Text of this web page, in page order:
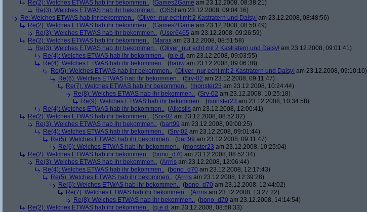
Re(2): Welches ETWAS hab ihr bekommen.. (Games2Game am 23.12.2008, 08:38:21)
Re(3): Welches ETWAS hab ihr bekommen.. (OSSI am 23.12.2008, 09:04:16)
Re: Welches ETWAS hab ihr bekommen.. (Oliver_nur echt mit 2 Kastratern und Daisy! am 23.12.2008, 08:48:56)
Re(2): Welches ETWAS hab ihr bekommen.. (Games2Game am 23.12.2008, 08:50:49)
Re(3): Welches ETWAS hab ihr bekommen.. (User6465 am 23.12.2008, 09:26:59)
Re(2): Welches ETWAS hab ihr bekommen.. (Marax am 23.12.2008, 08:51:58)
Re(3): Welches ETWAS hab ihr bekommen.. (Oliver_nur echt mit 2 Kastratern und Daisy! am 23.12.2008, 09:01:41)
Re(4): Welches ETWAS hab ihr bekommen.. (q.e.d. am 23.12.2008, 09:03:55)
Re(4): Welches ETWAS hab ihr bekommen.. (hariw am 23.12.2008, 09:06:38)
Re(5): Welches ETWAS hab ihr bekommen.. (Oliver_nur echt mit 2 Kastratern und Daisy! am 23.12.2008, 09:10:10)
Re(6): Welches ETWAS hab ihr bekommen.. (Srv-02 am 23.12.2008, 09:11:47)
Re(7): Welches ETWAS hab ihr bekommen.. (monster23 am 23.12.2008, 10:24:44)
Re(8): Welches ETWAS hab ihr bekommen.. (Srv-02 am 23.12.2008, 10:25:18)
Re(9): Welches ETWAS hab ihr bekommen.. (monster23 am 23.12.2008, 10:34:58)
Re(4): Welches ETWAS hab ihr bekommen.. (Alkestis am 23.12.2008, 12:00:41)
Re(2): Welches ETWAS hab ihr bekommen.. (Srv-02 am 23.12.2008, 08:52:02)
Re(3): Welches ETWAS hab ihr bekommen.. (bart99 am 23.12.2008, 09:00:25)
Re(4): Welches ETWAS hab ihr bekommen.. (Srv-02 am 23.12.2008, 09:01:44)
Re(5): Welches ETWAS hab ihr bekommen.. (bart99 am 23.12.2008, 09:11:47)
Re(6): Welches ETWAS hab ihr bekommen.. (monster23 am 23.12.2008, 10:25:04)
Re(2): Welches ETWAS hab ihr bekommen.. (bono_d70 am 23.12.2008, 08:52:34)
Re(3): Welches ETWAS hab ihr bekommen.. (Arrris am 23.12.2008, 12:06:44)
Re(4): Welches ETWAS hab ihr bekommen.. (bono_d70 am 23.12.2008, 12:17:43)
Re(5): Welches ETWAS hab ihr bekommen.. (Arrris am 23.12.2008, 12:39:28)
Re(6): Welches ETWAS hab ihr bekommen.. (bono_d70 am 23.12.2008, 12:44:02)
Re(7): Welches ETWAS hab ihr bekommen.. (Arrris am 23.12.2008, 13:27:22)
Re(8): Welches ETWAS hab ihr bekommen.. (bono_d70 am 23.12.2008, 14:14:54)
Re(2): Welches ETWAS hab ihr bekommen.. (q.e.d. am 23.12.2008, 08:58:33)